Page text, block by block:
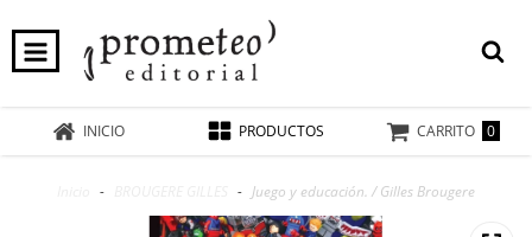
INICIO PRODUCTOS CARRITO 0
- - Juego y educación. / Gilles Brougere